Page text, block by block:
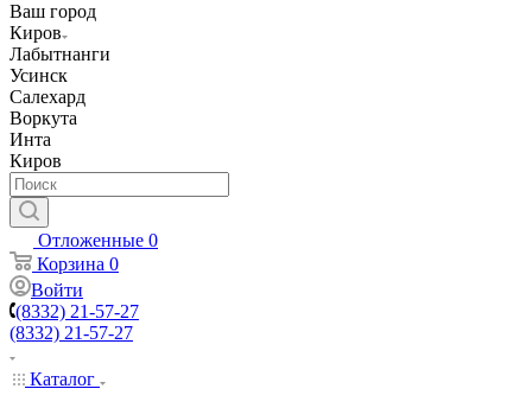
Ваш город
Киров
Лабытнанги
Усинск
Салехард
Воркута
Инта
Киров
Отложенные 0
Корзина 0
Войти
(8332) 21-57-27
(8332) 21-57-27
Каталог